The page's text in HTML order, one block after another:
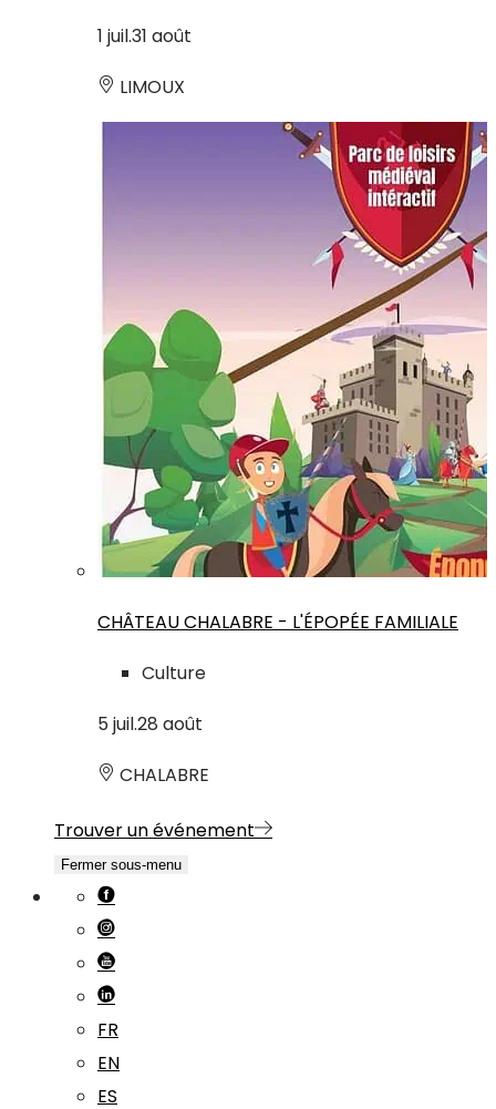
1 juil.31 août
LIMOUX
CHÂTEAU CHALABRE - L'ÉPOPÉE FAMILIALE
Culture
5 juil.28 août
CHALABRE
Trouver un événement
Fermer sous-menu
FR
EN
ES